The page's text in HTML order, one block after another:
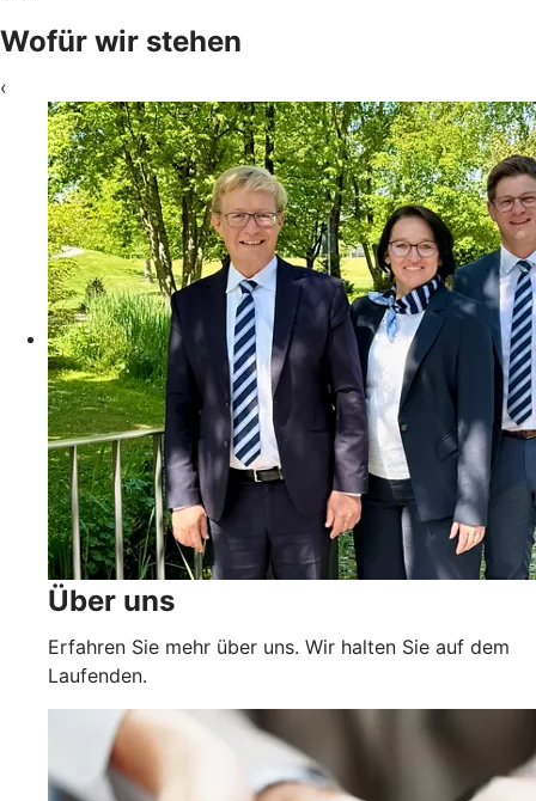
Wofür wir stehen
‹
Über uns
Erfahren Sie mehr über uns. Wir halten Sie auf dem
Laufenden.